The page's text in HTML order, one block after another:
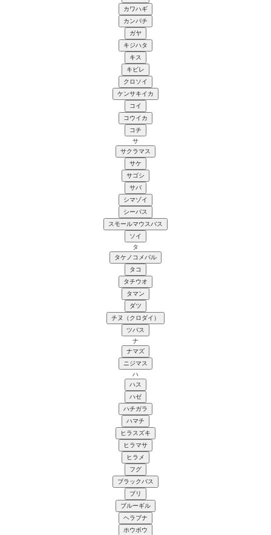
カワハギ
カンパチ
ガヤ
キジハタ
キス
キビレ
クロソイ
ケンサキイカ
コイ
コウイカ
コチ
サ
サクラマス
サケ
サゴシ
サバ
シマゾイ
シーバス
スモールマウスバス
ソイ
タ
タケノコメバル
タコ
タチウオ
タマン
ダツ
チヌ（クロダイ）
ツバス
ナ
ナマズ
ニジマス
ハ
ハス
ハゼ
ハチガラ
ハマチ
ヒラスズキ
ヒラマサ
ヒラメ
フグ
ブラックバス
ブリ
ブルーギル
ヘラブナ
ホウボウ